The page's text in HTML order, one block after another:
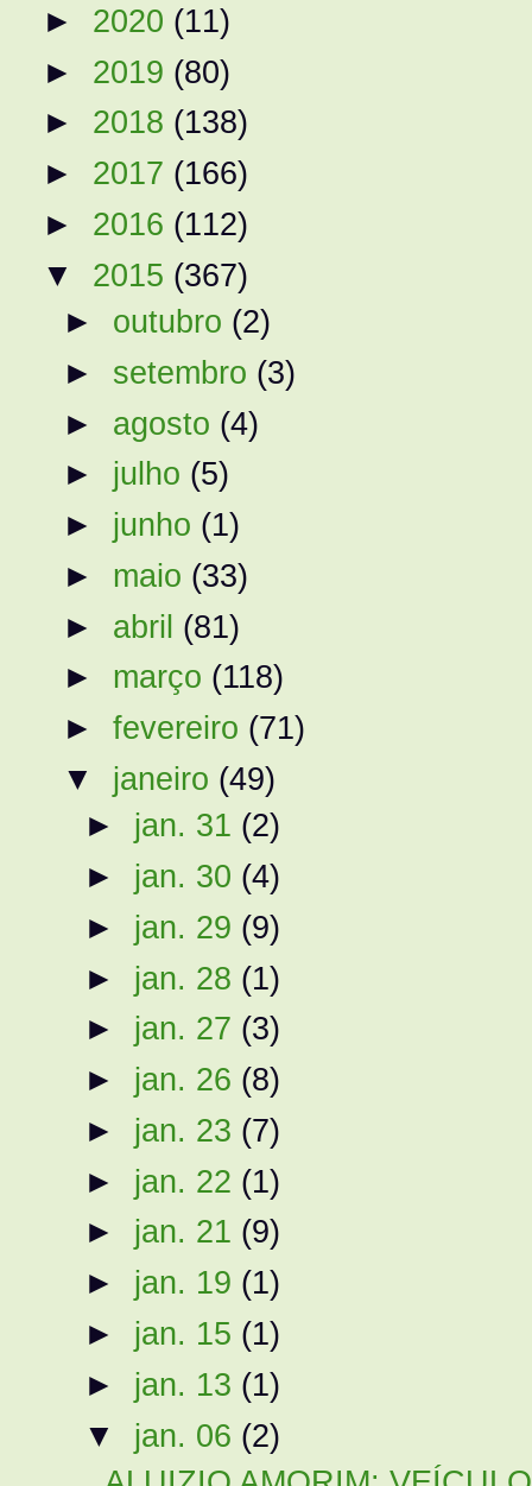
► 2020 (11)
► 2019 (80)
► 2018 (138)
► 2017 (166)
► 2016 (112)
▼ 2015 (367)
► outubro (2)
► setembro (3)
► agosto (4)
► julho (5)
► junho (1)
► maio (33)
► abril (81)
► março (118)
►fevereiro (71)
▼ janeiro (49)
► jan. 31 (2)
► jan. 30 (4)
► jan. 29 (9)
► jan. 28 (1)
► jan. 27 (3)
► jan. 26 (8)
► jan. 23 (7)
► jan. 22 (1)
► jan. 21 (9)
► jan. 19 (1)
► jan. 15 (1)
► jan. 13 (1)
▼ jan. 06 (2)